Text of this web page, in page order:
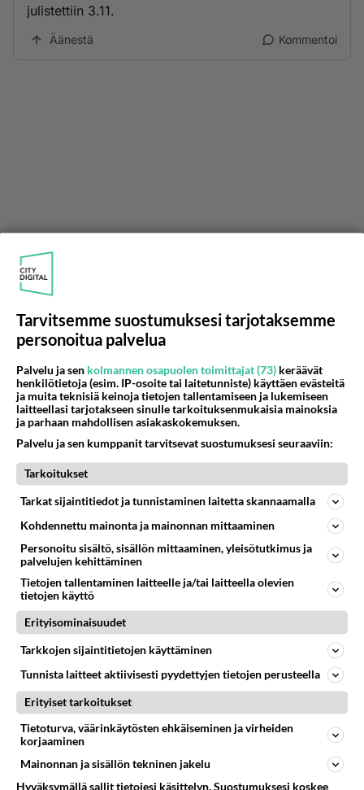
julistettiin 3.11.
Äänestä Kommentoi
Anonyymi
2020-03-15 17:21:44
siis pandemia julistettiin 11.3
Äänestä Kommentoi
Anonyymi
Ja niin se kontrollointi kuitenkin alkoi, vaikka
Tarvitsemme suostumuksesi tarjotaksemme
personoitua palvelua
Palvelu ja sen kolmannen osapuolen toimittajat (73) keräävät
henkilötietoja (esim. IP-osoite tai laitetunniste) käyttäen evästeitä
ja muita teknisiä keinoja tietojen tallentamiseen ja lukemiseen
laitteellasi tarjotakseen sinulle tarkoituksenmukaisia mainoksia
ja parhaan mahdollisen asiakaskokemuksen.
Palvelu ja sen kumppanit tarvitsevat suostumuksesi seuraaviin:
Tarkoitukset
Tarkat sijaintitiedot ja tunnistaminen laitetta skannaamalla
Kohdennettu mainonta ja mainonnan mittaaminen
Personoitu sisältö, sisällön mittaaminen, yleisötutkimus ja
palvelujen kehittäminen
Tietojen tallentaminen laitteelle ja/tai laitteella olevien
tietojen käyttö
Erityisominaisuudet
Tarkkojen sijaintitietojen käyttäminen
Tunnista laitteet aktiivisesti pyydettyjen tietojen perusteella
Erityiset tarkoitukset
Tietoturva, väärinkäytösten ehkäiseminen ja virheiden
korjaaminen
Mainonnan ja sisällön tekninen jakelu
Hyväksymällä sallit tietojesi käsittelyn. Suostumuksesi koskee